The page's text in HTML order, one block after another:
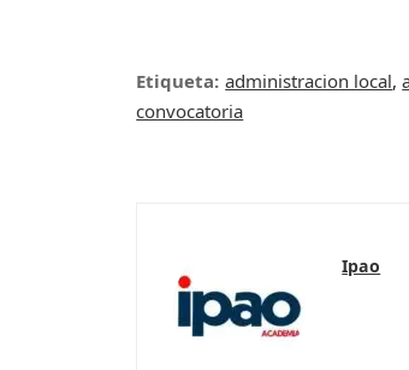
Etiqueta: administracion local,
convocatoria
Ipao